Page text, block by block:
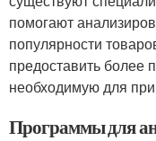
помогают
популярности
предоставить
необходимую для
Программы для